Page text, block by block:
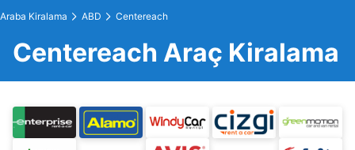
Araba Kiralama ABD Centereach
Centereach Araç Kiralama